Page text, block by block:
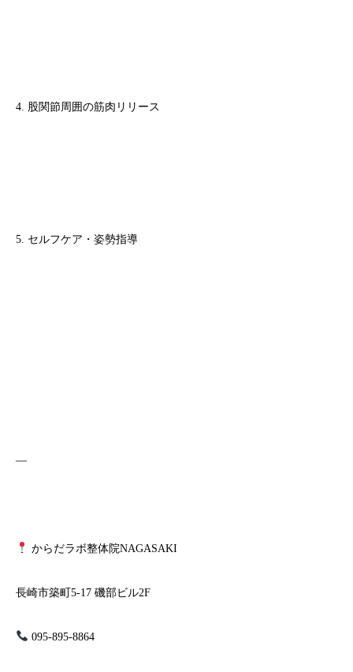
4. 股関節周囲の筋肉リリース
5. セルフケア・姿勢指導
—
からだラボ整体院NAGASAKI
長崎市築町5-17 磯部ビル2F
095-895-8864